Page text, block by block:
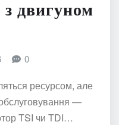
двигуном
0
ресурсом, але
—
TSI чи TDI…